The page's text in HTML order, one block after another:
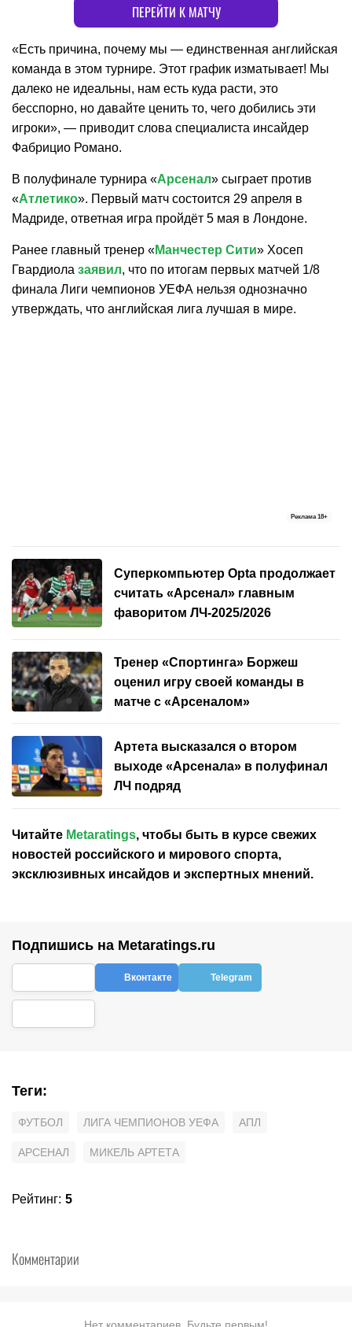
ПЕРЕЙТИ К МАТЧУ
«Есть причина, почему мы — единственная английская
команда в этом турнире. Этот график изматывает! Мы
далеко не идеальны, нам есть куда расти, это
бесспорно, но давайте ценить то, чего добились эти
игроки», — приводит слова специалиста инсайдер
Фабрицио Романо.
В полуфинале турнира «Арсенал» сыграет против
«Атлетико». Первый матч состоится 29 апреля в
Мадриде, ответная игра пройдёт 5 мая в Лондоне.
Ранее главный тренер «Манчестер Сити» Хосеп
Гвардиола заявил, что по итогам первых матчей 1/8
финала Лиги чемпионов УЕФА нельзя однозначно
утверждать, что английская лига лучшая в мире.
Реклама 18+
Суперкомпьютер Opta продолжает
считать «Арсенал» главным
фаворитом ЛЧ-2025/2026
Тренер «Спортинга» Боржеш
оценил игру своей команды в
матче с «Арсеналом»
Артета высказался о втором
выходе «Арсенала» в полуфинал
ЛЧ подряд
Читайте Metaratings, чтобы быть в курсе свежих
новостей российского и мирового спорта,
эксклюзивных инсайдов и экспертных мнений.
Подпишись на Metaratings.ru
Вконтакте Telegram
Теги:
ФУТБОЛ ЛИГА ЧЕМПИОНОВ УЕФА АПЛ
АРСЕНАЛ МИКЕЛЬ АРТЕТА
Рейтинг: 5
Комментарии